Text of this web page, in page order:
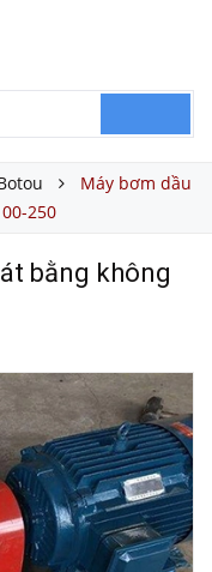
Máy bơm dầu
250
bằng không